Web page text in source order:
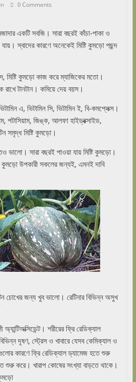
0 Comments
একটি সবজি। সারা বছরই কাঁচা-পাকা ও
যায়। স্বাদের কারণে অনেকেই মিষ্টি কুমড়ো পছন্দ
মিষ্টি কুমড়ো কাজ করে ম্যাজিকের মতো।
টানটান। কমিয়ে দেয় বয়স।
এ, ভিটামিন সি, ভিটামিন ই, বি-কমপ্লেক্স।
পটাসিয়াম, জিঙ্ক, আলফা হাইড্রক্সাইড,
সমৃদ্ধ মিষ্টি কুমড়ো।
ভালো। সারা বছরই পাওয়া যায় মিষ্টি কুমড়ো।
কুমড়ো উপকারী সকলের জন্যই, এমনই দাবি
চোখের জন্য খুব ভালো। রেটিনার বিভিন্ন অসুখ
অ্যান্টিঅক্সিডেন্ট। শরীরের ফ্রি রেডিক্যাল
দূষণ, স্ট্রেস ও খাবারে যেসব কেমিক্যাল ও
কারণে ফ্রি রেডিক্যাল ড্যামেজ হতে শুরু
শুরু করে। খারাপ কোষের সংখ্যা বাড়তে থাকে।